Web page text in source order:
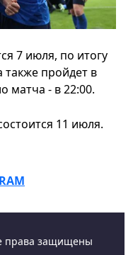
7 июля, по итогу
также пройдет в
матча - в 22:00.
11 июля.
права защищены